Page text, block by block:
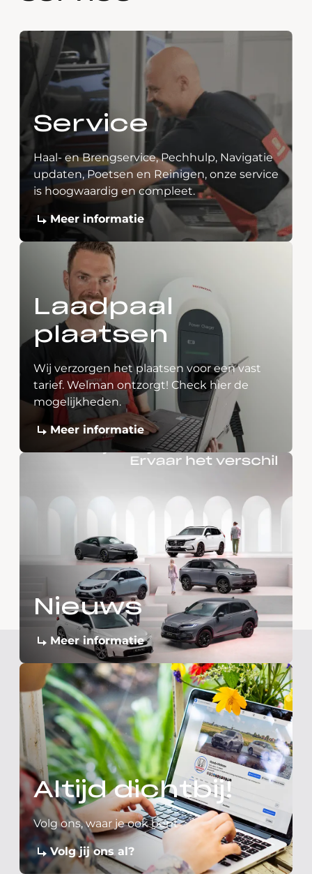
Service
Haal- en Brengservice, Pechhulp, Navigatie
updaten, Poetsen en Reinigen, onze service
is hoogwaardig en compleet.
Meer informatie
Laadpaal
plaatsen
Wij verzorgen het plaatsen voor een vast
tarief. Welman ontzorgt! Check hier de
mogelijkheden.
Meer informatie
Nieuws
Meer informatie
Altijd dichtbij!
Volg ons, waar je ook bent
Volg jij ons al?